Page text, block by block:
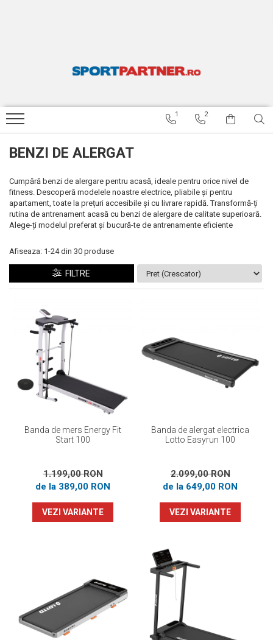
Benzi de alergat
Costume de baie fete
Costume de baie femei
Sorturi inot
Papuci
Palmare inot
Plute inot
Accesorii inot
Genti si rucsacuri
Tricouri, pantaloni, bluze
Costume profesionale inot
Palete de tenis de masa
BENZI DE ALERGARE RESIGILATE
ARTICOLE INOT SPEEDO
RESIGILATE
APARATE MULTIFUNCTIONALE
1 2
BENZI DE ALERGAT
Cumpără benzi de alergare pentru acasă, ideale pentru orice nivel de
fitness. Descoperă modelele noastre electrice, pliabile și pentru
apartament, toate la prețuri accesibile și cu livrare rapidă. Transformă-ți
rutina de antrenament acasă cu benzi de alergare de calitate superioară.
Alege-ți modelul preferat și bucură-te de antrenamente eficiente
Afiseaza: 1-24din 30 produse
FILTRE
Banda de mers Energy Fit
Start 100
1.199,00 RON
de la 389,00 RON
VEZI VARIANTE
Banda de alergat electrica
Lotto Easyrun 100
2.099,00 RON
de la 649,00 RON
VEZI VARIANTE